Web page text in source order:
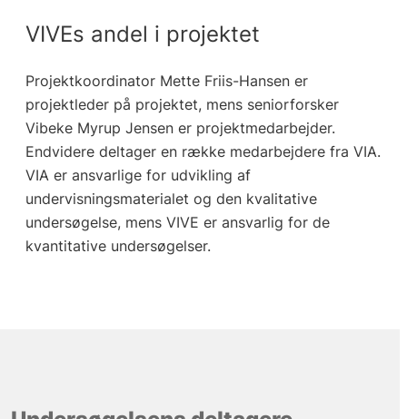
VIVEs andel i projektet
Projektkoordinator Mette Friis-Hansen er
projektleder på projektet, mens seniorforsker
Vibeke Myrup Jensen er projektmedarbejder.
Endvidere deltager en række medarbejdere fra VIA.
VIA er ansvarlige for udvikling af
undervisningsmaterialet og den kvalitative
undersøgelse, mens VIVE er ansvarlig for de
kvantitative undersøgelser.